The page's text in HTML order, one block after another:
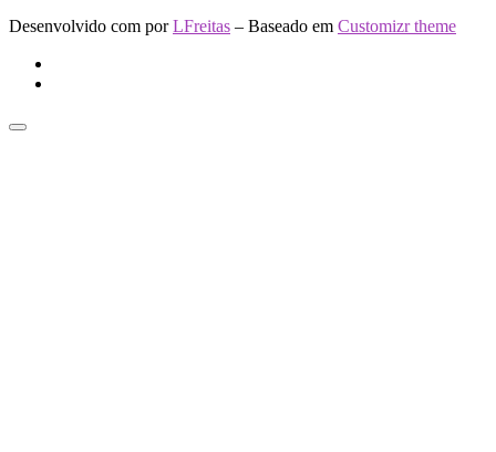
Desenvolvido com porLFreitas – Baseado em Customizr theme